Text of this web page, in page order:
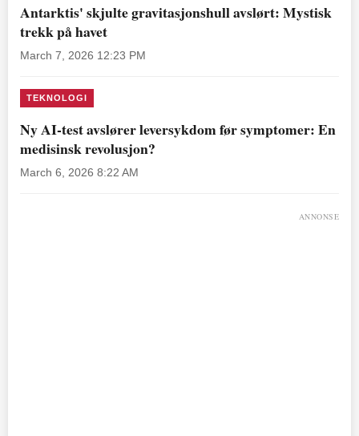
Antarktis' skjulte gravitasjonshull avslørt: Mystisk
trekk på havet
March 7, 2026 12:23 PM
TEKNOLOGI
Ny AI-test avslører leversykdom før symptomer: En
medisinsk revolusjon?
March 6, 2026 8:22 AM
ANNONSE